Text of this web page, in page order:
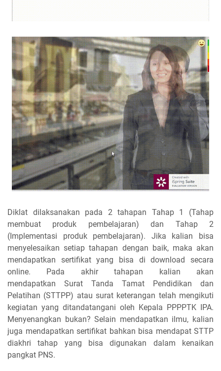
Diklat dilaksanakan pada 2 tahapan Tahap 1 (Tahap
membuat produk pembelajaran) dan Tahap 2
(Implementasi produk pembelajaran). Jika kalian bisa
menyelesaikan setiap tahapan dengan baik, maka akan
mendapatkan sertifikat yang bisa di download secara
online. Pada akhir tahapan kalian akan
mendapatkan Surat Tanda Tamat Pendidikan dan
Pelatihan (STTPP) atau surat keterangan telah mengikuti
kegiatan yang ditandatangani oleh Kepala PPPPTK IPA.
Menyenangkan bukan? Selain mendapatkan ilmu, kalian
juga mendapatkan sertifikat bahkan bisa mendapat STTP
diakhri tahap yang bisa digunakan dalam kenaikan
pangkat PNS.